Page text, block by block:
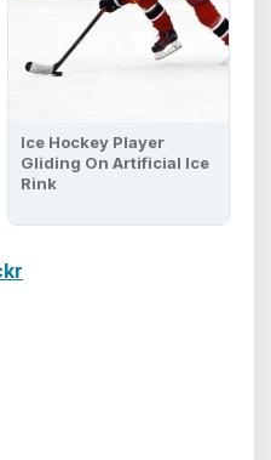
Ice Hockey Player
Gliding On Artificial Ice
Rink